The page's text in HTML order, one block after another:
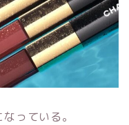
っている。